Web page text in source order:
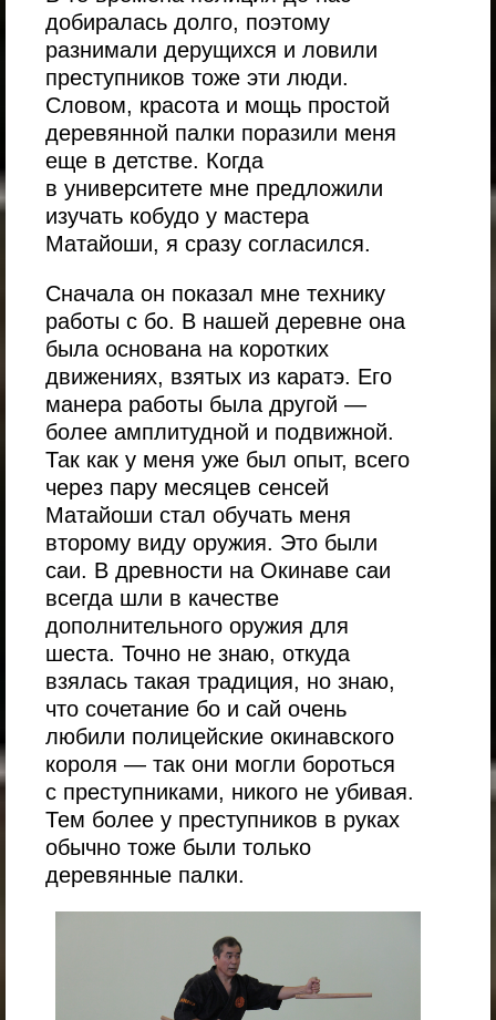
добиралась долго, поэтому
разнимали дерущихся и ловили
преступников тоже эти люди.
Словом, красота и мощь простой
деревянной палки поразили меня
еще в детстве. Когда
в университете мне предложили
изучать кобудо у мастера
Матайоши, я сразу согласился.
Сначала он показал мне технику
работы с бо. В нашей деревне она
была основана на коротких
движениях, взятых из каратэ. Его
манера работы была другой —
более амплитудной и подвижной.
Так как у меня уже был опыт, всего
через пару месяцев сенсей
Матайоши стал обучать меня
второму виду оружия. Это были
саи. В древности на Окинаве саи
всегда шли в качестве
дополнительного оружия для
шеста. Точно не знаю, откуда
взялась такая традиция, но знаю,
что сочетание бо и сай очень
любили полицейские окинавского
короля — так они могли бороться
с преступниками, никого не убивая.
Тем более у преступников в руках
обычно тоже были только
деревянные палки.